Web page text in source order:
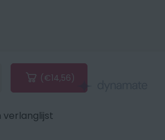
(€14,56)
verlanglijst